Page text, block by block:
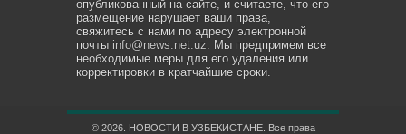
опубликованный на сайте, и считаете, что его
размещение нарушает ваши права,
свяжитесь с нами по адресу электронной
почты info@news.net.uz. Мы предпримем все
необходимые меры для его удаления или
корректировки в кратчайшие сроки.
© 2026. НОВОСТИ В УЗБЕКИСТАНЕ. Все права